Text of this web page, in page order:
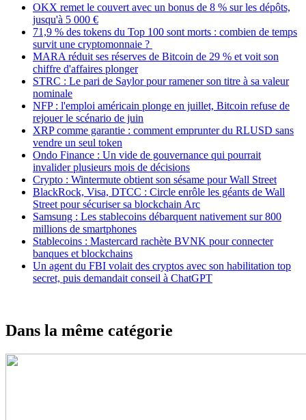
OKX remet le couvert avec un bonus de 8 % sur les dépôts,
jusqu'à 5 000 €
71,9 % des tokens du Top 100 sont morts : combien de temps
survit une cryptomonnaie ?
MARA réduit ses réserves de Bitcoin de 29 % et voit son
chiffre d'affaires plonger
STRC : Le pari de Saylor pour ramener son titre à sa valeur
nominale
NFP : l'emploi américain plonge en juillet, Bitcoin refuse de
rejouer le scénario de juin
XRP comme garantie : comment emprunter du RLUSD sans
vendre un seul token
Ondo Finance : Un vide de gouvernance qui pourrait
invalider plusieurs mois de décisions
Crypto : Wintermute obtient son sésame pour Wall Street
BlackRock, Visa, DTCC : Circle enrôle les géants de Wall
Street pour sécuriser sa blockchain Arc
Samsung : Les stablecoins débarquent nativement sur 800
millions de smartphones
Stablecoins : Mastercard rachète BVNK pour connecter
banques et blockchains
Un agent du FBI volait des cryptos avec son habilitation top
secret, puis demandait conseil à ChatGPT
Dans la même catégorie